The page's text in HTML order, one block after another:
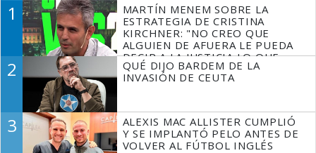
1
MARTÍN MENEM SOBRE LA
ESTRATEGIA DE CRISTINA
KIRCHNER: "NO CREO QUE
ALGUIEN DE AFUERA LE PUEDA
DECIR A LA JUSTICIA LO QUE
TIENE QUE HACER"
2
QUÉ DIJO BARDEM DE LA
INVASIÓN DE CEUTA
3
ALEXIS MAC ALLISTER CUMPLIÓ
Y SE IMPLANTÓ PELO ANTES DE
VOLVER AL FÚTBOL INGLÉS